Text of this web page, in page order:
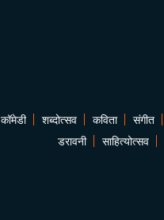
कॉमेडी शब्दोत्सव कविता संगीत
डरावनी
साहित्योत्सव